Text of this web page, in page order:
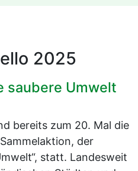
2025
saubere Umwelt
bereits zum 20. Mal die
der
statt. Landesweit